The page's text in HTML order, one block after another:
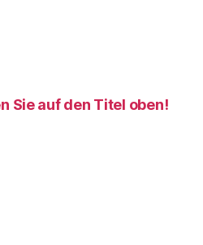
Sie auf den Titel oben!